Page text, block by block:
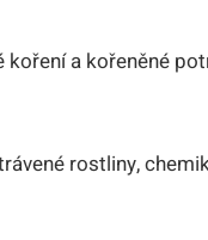
a kořeněné
rostliny,